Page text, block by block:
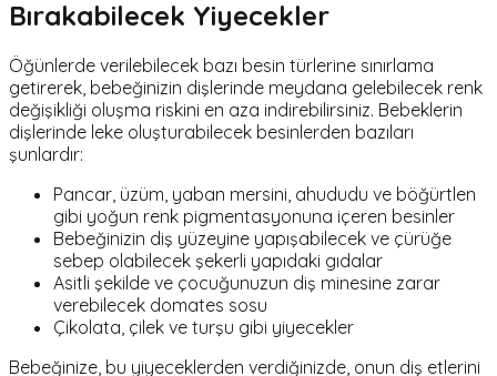
Bırakabilecek Yiyecekler
Öğünlerde verilebilecek bazı besin türlerine sınırlama
getirerek, bebeğinizin dişlerinde meydana gelebilecek renk
değişikliği oluşma riskini en aza indirebilirsiniz. Bebeklerin
dişlerinde leke oluşturabilecek besinlerden bazıları
şunlardır:
Pancar, üzüm, yaban mersini, ahududu ve böğürtlen
gibi yoğun renk pigmentasyonuna içeren besinler
Bebeğinizin diş yüzeyine yapışabilecek ve çürüğe
sebep olabilecek şekerli yapıdaki gıdalar
Asitli şekilde ve çocuğunuzun diş minesine zarar
verebilecek domates sosu
Çikolata, çilek ve turşu gibi yiyecekler
Bebeğinize, bu yiyeceklerden verdiğinizde, onun diş etlerini